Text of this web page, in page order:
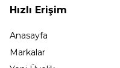
Hızlı Erişim
Anasayfa
Markalar